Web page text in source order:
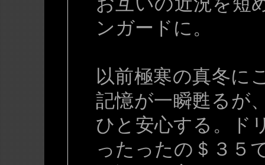
ンガードに。
以前極寒の真冬に
記憶が一瞬甦るが
ひと安心する。ド
ったったの＄３５